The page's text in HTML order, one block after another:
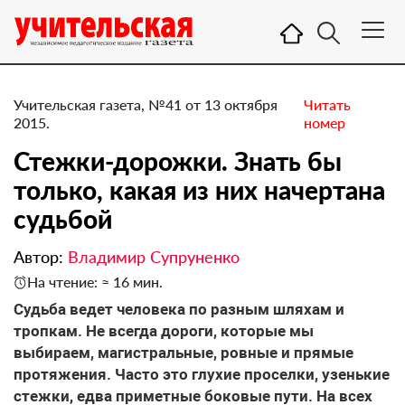
Учительская газета, №41 от 13 октября
2015.
Читать
номер
Стежки-дорожки. Знать бы
только, какая из них начертана
судьбой
Автор: Владимир Супруненко
На чтение: ≈ 16 мин.
Судьба ведет человека по разным шляхам и
тропкам. Не всегда дороги, которые мы
выбираем, магистральные, ровные и прямые
протяжения. Часто это глухие проселки, узенькие
стежки, едва приметные боковые пути. На всех